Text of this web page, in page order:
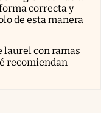
correcta y
de esta manera
laurel con ramas
recomiendan